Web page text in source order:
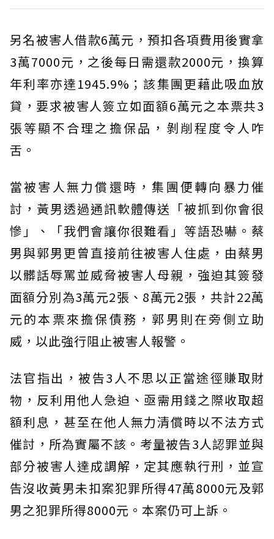
另名被害人借款6萬元，預扣各項費用後實拿
3萬7000元，之後每日需還款2000元，換算
年利率亦達1945.9%；該集團更藉此吸血放
貸，要求被害人簽立如面額6萬元之本票共3
張等顯不合理之擔保品，剝削程度令人咋
舌。
當被害人無力償還時，集團便轉向暴力催
討，黃男透過通訊軟體傳送「被抓到你會很
慘」、「我們會讓你很難看」等語恐嚇。蔡
男與郭男更曾直接前往被害人住處，由蔡男
以髒話辱罵並威脅被害人母親，強迫其簽發
面額分別為3萬元2張、8萬元2張，共計22萬
元的本票來擔保債務，郭男則在旁側立助
威，以此強行阻止被害人報警。
法官指出，被告3人不思以正當途徑賺取財
物，反利用他人急迫、亟需用錢之際收取超
額利息，甚至在他人無力清償時以不法方式
催討，所為實屬不該。考量被告3人認罪並與
部分被害人達成調解，定其應執行刑，並宣
告沒收黃男未扣案犯罪所得47萬8000元及郭
男之犯罪所得8000元。本案仍可上訴。